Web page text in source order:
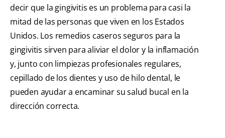
decir que la gingivitis es un problema para casi la
mitad de las personas que viven en los Estados
Unidos. Los remedios caseros seguros para la
gingivitis sirven para aliviar el dolor y la inflamación
y, junto con limpiezas profesionales regulares,
cepillado de los dientes y uso de hilo dental, le
pueden ayudar a encaminar su salud bucal en la
dirección correcta.